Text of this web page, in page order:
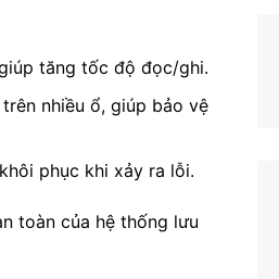
tăng tốc độ đọc/ghi.
nhiều ổ, giúp bảo vệ
phục khi xảy ra lỗi.
toàn của hệ thống lưu